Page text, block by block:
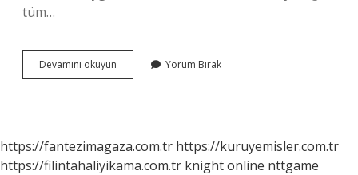
tüm…
Devamını okuyun
Kimler
Yorum Bırak
https://fantezimagaza.com.tr https://kuruyemisler.com.tr
https://filintahaliyikama.com.tr knight online nttgame